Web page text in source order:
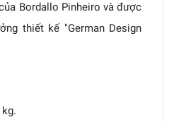
Bordallo Pinheiro và được
thiết kế "German Design